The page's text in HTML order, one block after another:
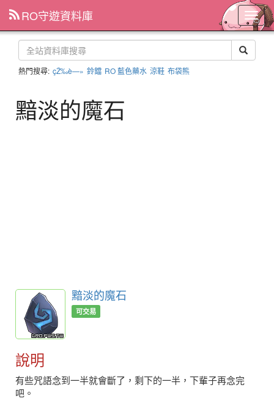
主
選
單
RO守遊資料庫
熱門搜尋: çŽ‰è—» 鈴鐺 RO 藍色藥水 涼鞋 布袋熊
黯淡的魔石
黯淡的魔石
可交易
說明
有些咒語念到一半就會斷了，剩下的一半，下輩子再念完
吧。